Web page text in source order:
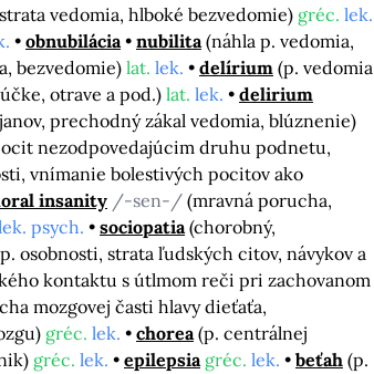
vedomia, hlboké bezvedomie) gréc. lek.
obnubilácia nubilita (náhla p. vedomia,
bezvedomie)lat. lek. delírium (p. vedomia
otrave a pod.) lat. lek.
delirium
prechodný zákal vedomia, blúznenie)
nezodpovedajúcim druhu podnetu,
vnímanie bolestivých pocitov ako
insanity /-sen-/ (mravná porucha,
psych. sociopatia (chorobný,
osobnosti, strata ľudských citov, návykov a
kontaktu s útlmom reči pri zachovanom
mozgovej časti hlavy dieťaťa,
gréc. lek. chorea (p. centrálnej
gréc. lek. epilepsia gréc. lek. beťah (p.